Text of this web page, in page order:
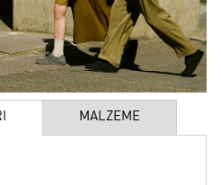
MALZEME